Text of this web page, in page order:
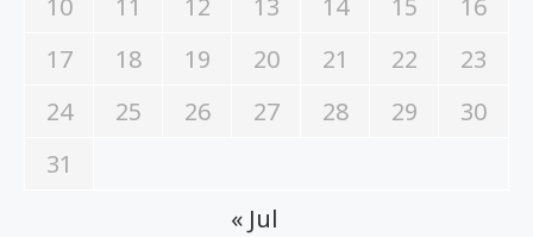
10
11 12 13 14 15
16
17
18 19 20 21 22
23
24
25 26 27 28 29
30
31
« Jul